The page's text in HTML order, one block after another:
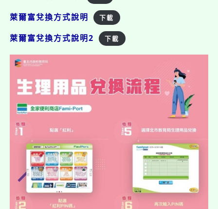
萊爾富兌換方式說明 下載
萊爾富兌換方式說明2 下載